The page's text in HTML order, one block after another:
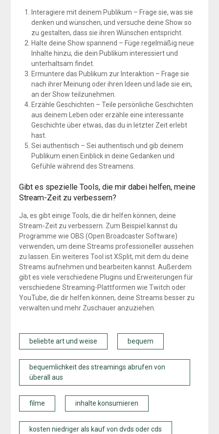
Interagiere mit deinem Publikum – Frage sie, was sie
denken und wünschen, und versuche deine Show so
zu gestalten, dass sie ihren Wünschen entspricht.
Halte deine Show spannend – Füge regelmäßig neue
Inhalte hinzu, die dein Publikum interessiert und
unterhaltsam findet.
Ermuntere das Publikum zur Interaktion – Frage sie
nach ihrer Meinung oder ihren Ideen und lade sie ein,
an der Show teilzunehmen.
Erzähle Geschichten – Teile persönliche Geschichten
aus deinem Leben oder erzähle eine interessante
Geschichte über etwas, das du in letzter Zeit erlebt
hast.
Sei authentisch – Sei authentisch und gib deinem
Publikum einen Einblick in deine Gedanken und
Gefühle während des Streamens.
Gibt es spezielle Tools, die mir dabei helfen, meine
Stream-Zeit zu verbessern?
Ja, es gibt einige Tools, die dir helfen können, deine
Stream-Zeit zu verbessern. Zum Beispiel kannst du
Programme wie OBS (Open Broadcaster Software)
verwenden, um deine Streams professioneller aussehen
zu lassen. Ein weiteres Tool ist XSplit, mit dem du deine
Streams aufnehmen und bearbeiten kannst. Außerdem
gibt es viele verschiedene Plugins und Erweiterungen für
verschiedene Streaming-Plattformen wie Twitch oder
YouTube, die dir helfen können, deine Streams besser zu
verwalten und mehr Zuschauer anzuziehen.
beliebte art und weise bequem
bequemlichkeit des streamings abrufen von
überall aus
filme inhalte konsumieren
kosten niedriger als kauf von dvds oder cds